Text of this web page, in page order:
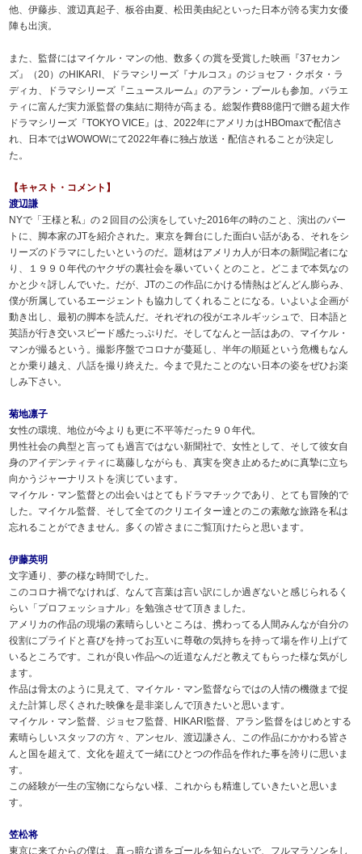
他、伊藤歩、渡辺真起子、板谷由夏、松田美由紀といった日本が誇る実力女優
陣も出演。
また、監督にはマイケル・マンの他、数多くの賞を受賞した映画『37セカン
ズ』（20）のHIKARI、ドラマシリーズ『ナルコス』のジョセフ・クボタ・ラ
ディカ、ドラマシリーズ『ニュースルーム』のアラン・プールも参加。バラエ
ティに富んだ実力派監督の集結に期待が高まる。総製作費88億円で贈る超大作
ドラマシリーズ『TOKYO VICE』は、2022年にアメリカはHBOmaxで配信さ
れ、日本ではWOWOWにて2022年春に独占放送・配信されることが決定し
た。
【キャスト・コメント】
渡辺謙
NYで「王様と私」の２回目の公演をしていた2016年の時のこと、演出のバー
トに、脚本家のJTを紹介された。東京を舞台にした面白い話がある、それをシ
リーズのドラマにしたいというのだ。題材はアメリカ人が日本の新聞記者にな
り、１９９０年代のヤクザの裏社会を暴いていくとのこと。どこまで本気なの
かと少々訝しんでいた。だが、JTのこの作品にかける情熱はどんどん膨らみ、
僕が所属しているエージェントも協力してくれることになる。いよいよ企画が
動き出し、最初の脚本を読んだ。それぞれの役がエネルギッシュで、日本語と
英語が行き交いスピード感たっぷりだ。そしてなんと一話はあの、マイケル・
マンが撮るという。撮影序盤でコロナが蔓延し、半年の順延という危機もなん
とか乗り越え、八話を撮り終えた。今まで見たことのない日本の姿をぜひお楽
しみ下さい。
菊地凛子
女性の環境、地位が今よりも更に不平等だった９０年代。
男性社会の典型と言っても過言ではない新聞社で、女性として、そして彼女自
身のアイデンティティに葛藤しながらも、真実を突き止めるために真摯に立ち
向かうジャーナリストを演じています。
マイケル・マン監督との出会いはとてもドラマチックであり、とても冒険的で
した。マイケル監督、そして全てのクリエイター達とのこの素敵な旅路を私は
忘れることができません。多くの皆さまにご覧頂けたらと思います。
伊藤英明
文字通り、夢の様な時間でした。
このコロナ禍でなければ、なんて言葉は言い訳にしか過ぎないと感じられるく
らい「プロフェッショナル」を勉強させて頂きました。
アメリカの作品の現場の素晴らしいところは、携わってる人間みんなが自分の
役割にプライドと喜びを持ってお互いに尊敬の気持ちを持って場を作り上げて
いるところです。これが良い作品への近道なんだと教えてもらった様な気がし
ます。
作品は骨太のように見えて、マイケル・マン監督ならではの人情の機微まで捉
えた計算し尽くされた映像を是非楽しんで頂きたいと思います。
マイケル・マン監督、ジョセフ監督、HIKARI監督、アラン監督をはじめとする
素晴らしいスタッフの方々、アンセル、渡辺謙さん、この作品にかかわる皆さ
んと国を超えて、文化を超えて一緒にひとつの作品を作れた事を誇りに思いま
す。
この経験が一生の宝物にならない様、これからも精進していきたいと思いま
す。
笠松将
東京に来てからの僕は、真っ暗な道をゴールを知らないで、フルマラソンをし